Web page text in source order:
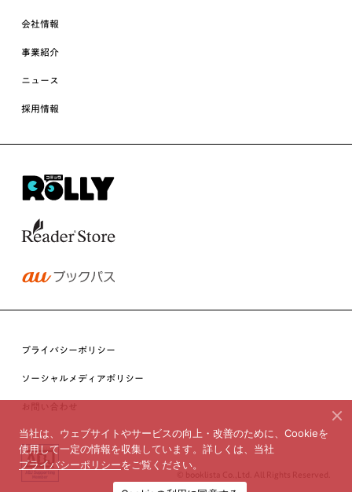
会社情報
事業紹介
ニュース
採用情報
プライバシーポリシー
ソーシャルメディアポリシー
お問い合わせ
© booklista Co.,Ltd. All Rights Reserved.
当社は、ウェブサイトやサービスの向上・改善のために、Cookieを
使用して一定の情報を収集しています。詳しくは、当社
プライバシーポリシーをご覧ください。